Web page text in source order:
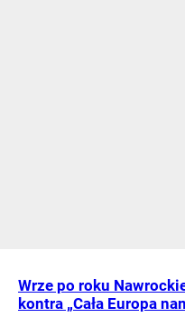
Wrze po roku
kontra „Cała Europa